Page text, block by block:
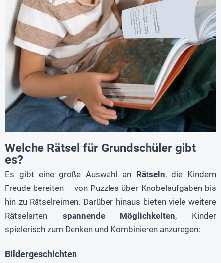
Welche Rätsel für Grundschüler gibt
es?
Es gibt eine große Auswahl an Rätseln, die Kindern
Freude bereiten – von Puzzles über Knobelaufgaben bis
hin zu Rätselreimen. Darüber hinaus bieten viele weitere
Rätselarten spannende Möglichkeiten, Kinder
spielerisch zum Denken und Kombinieren anzuregen:
Bildergeschichten